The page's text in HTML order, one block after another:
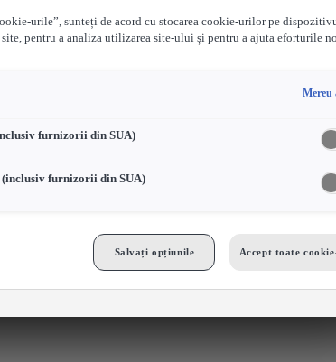
urile”, sunteți de acord cu stocarea cookie-urilor pe
pentru a analiza utilizarea site-ului și pentru a ajuta eforturile
Mereu
furnizorii din SUA)
furnizorii din SUA)
Salvați opțiunile Accept toate